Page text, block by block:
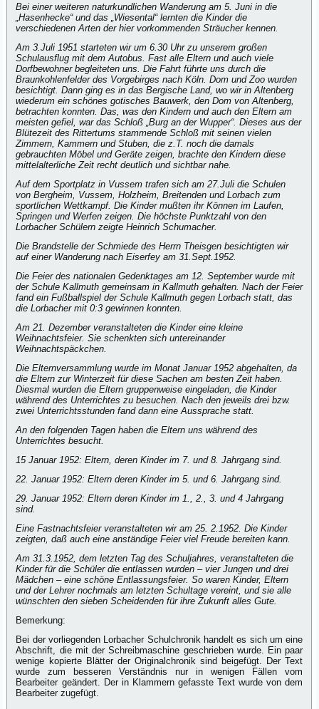
Bei einer weiteren naturkundlichen Wanderung am 5. Juni in die
„Hasenhecke“ und das „Wiesental“ lernten die Kinder die
verschiedenen Arten der hier vorkommenden Sträucher kennen.
Am 3.Juli 1951 starteten wir um 6.30 Uhr zu unserem großen
Schulausflug mit dem Autobus. Fast alle Eltern und auch viele
Dorfbewohner begleiteten uns. Die Fahrt führte uns durch die
Braunkohlenfelder des Vorgebirges nach Köln. Dom und Zoo wurden
besichtigt. Dann ging es in das Bergische Land, wo wir in Altenberg
wiederum ein schönes gotisches Bauwerk, den Dom von Altenberg,
betrachten konnten. Das, was den Kindern und auch den Eltern am
meisten gefiel, war das Schloß „Burg an der Wupper“. Dieses aus der
Blütezeit des Rittertums stammende Schloß mit seinen vielen
Zimmern, Kammern und Stuben, die z.T. noch die damals
gebrauchten Möbel und Geräte zeigen, brachte den Kindern diese
mittelalterliche Zeit recht deutlich und sichtbar nahe.
Auf dem Sportplatz in Vussem trafen sich am 27.Juli die Schulen
von Bergheim, Vussem, Holzheim, Breitenden und Lorbach zum
sportlichen Wettkampf. Die Kinder mußten ihr Können im Laufen,
Springen und Werfen zeigen. Die höchste Punktzahl von den
Lorbacher Schülern zeigte Heinrich Schumacher.
Die Brandstelle der Schmiede des Herrn Theisgen besichtigten wir
auf einer Wanderung nach Eiserfey am 31.Sept.1952.
Die Feier des nationalen Gedenktages am 12. September wurde mit
der Schule Kallmuth gemeinsam in Kallmuth gehalten. Nach der Feier
fand ein Fußballspiel der Schule Kallmuth gegen Lorbach statt, das
die Lorbacher mit 0:3 gewinnen konnten.
Am 21. Dezember veranstalteten die Kinder eine kleine
Weihnachtsfeier. Sie schenkten sich untereinander
Weihnachtspäckchen.
Die Elternversammlung wurde im Monat Januar 1952 abgehalten, da
die Eltern zur Winterzeit für diese Sachen am besten Zeit haben.
Diesmal wurden die Eltern gruppenweise eingeladen, die Kinder
während des Unterrichtes zu besuchen. Nach den jeweils drei bzw.
zwei Unterrichtsstunden fand dann eine Aussprache statt.
An den folgenden Tagen haben die Eltern uns während des
Unterrichtes besucht.
15 Januar 1952: Eltern, deren Kinder im 7. und 8. Jahrgang sind.
22. Januar 1952: Eltern deren Kinder im 5. und 6. Jahrgang sind.
29. Januar 1952: Eltern deren Kinder im 1., 2., 3. und 4 Jahrgang
sind.
Eine Fastnachtsfeier veranstalteten wir am 25. 2.1952. Die Kinder
zeigten, daß auch eine anständige Feier viel Freude bereiten kann.
Am 31.3.1952, dem letzten Tag des Schuljahres, veranstalteten die
Kinder für die Schüler die entlassen wurden – vier Jungen und drei
Mädchen – eine schöne Entlassungsfeier. So waren Kinder, Eltern
und der Lehrer nochmals am letzten Schultage vereint, und sie alle
wünschten den sieben Scheidenden für ihre Zukunft alles Gute.
Bemerkung:
Bei der vorliegenden Lorbacher Schulchronik handelt es sich um eine
Abschrift, die mit der Schreibmaschine geschrieben wurde. Ein paar
wenige kopierte Blätter der Originalchronik sind beigefügt. Der Text
wurde zum besseren Verständnis nur in wenigen Fällen vom
Bearbeiter geändert. Der in Klammern gefasste Text wurde von dem
Bearbeiter zugefügt.